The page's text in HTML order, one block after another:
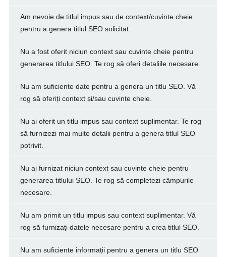
Am nevoie de titlul impus sau de context/cuvinte cheie
pentru a genera titlul SEO solicitat.
Nu a fost oferit niciun context sau cuvinte cheie pentru
generarea titlului SEO. Te rog să oferi detaliile necesare.
Nu am suficiente date pentru a genera un titlu SEO. Vă
rog să oferiți context și/sau cuvinte cheie.
Nu ai oferit un titlu impus sau context suplimentar. Te rog
să furnizezi mai multe detalii pentru a genera titlul SEO
potrivit.
Nu ai furnizat niciun context sau cuvinte cheie pentru
generarea titlului SEO. Te rog să completezi câmpurile
necesare.
Nu am primit un titlu impus sau context suplimentar. Vă
rog să furnizați datele necesare pentru a crea titlul SEO.
Nu am suficiente informații pentru a genera un titlu SEO